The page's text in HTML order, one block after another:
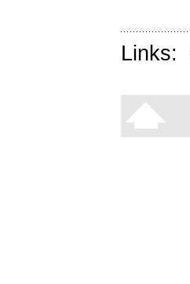
Links: